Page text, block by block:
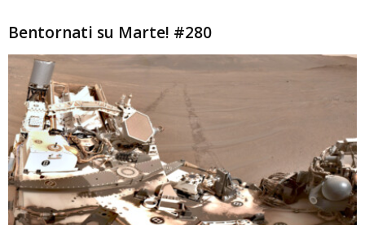
Bentornati su Marte! #280